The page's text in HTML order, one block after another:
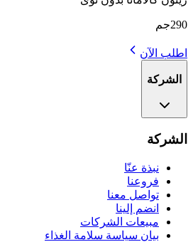
290جم
اطلب الآن
الشركة
الشركة
نبذة عنّا
فروعنا
تواصل معنا
انضم إلينا
مبيعات الشركات
بيان سياسة سلامة الغذاء